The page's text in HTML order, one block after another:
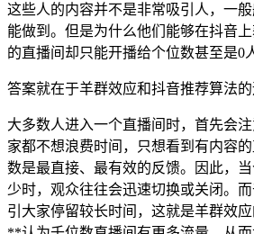
这些人的内容并不是非常吸引人，一
能做到。但是为什么他们能够在抖音
的直播间却只能开播给个位数甚至是0
答案就在于羊群效应和抖音推荐算法的
大多数人进入一个直播间时，首先会
家都不想浪费时间，只想看到有内容
数是最直接、最有效的反馈。因此，
少时，观众往往会迅速切换或关闭。
引大家停留较长时间，这就是羊群效